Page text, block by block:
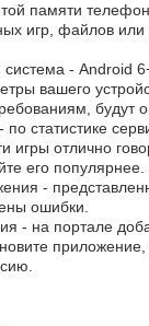
памяти
игр, файлов
- Android
вашего
будут
статистике
игры отлично
его популярнее.
-
ошибки.
- на портале